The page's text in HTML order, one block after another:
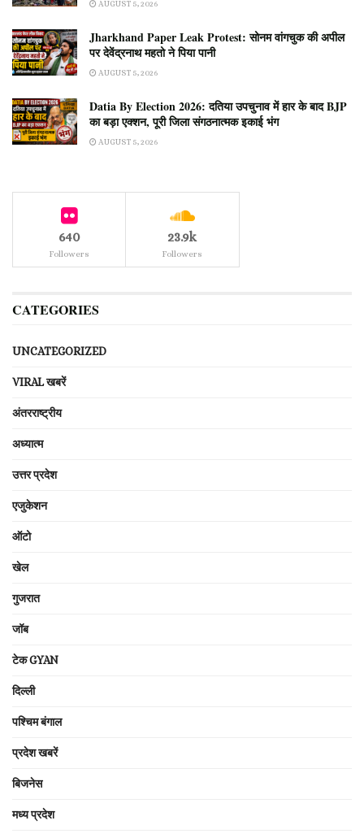
AUGUST 5, 2026
Jharkhand Paper Leak Protest: सोनम वांगचुक की अपील
पर देवेंद्रनाथ महतो ने पिया पानी
AUGUST 5, 2026
Datia By Election 2026: दतिया उपचुनाव में हार के बाद BJP
का बड़ा एक्शन, पूरी जिला संगठनात्मक इकाई भंग
AUGUST 5, 2026
640
Followers
23.9k
Followers
CATEGORIES
UNCATEGORIZED
VIRAL खबरें
अंतरराष्ट्रीय
अध्यात्म
उत्तर प्रदेश
एजुकेशन
ऑटो
खेल
गुजरात
जॉब
टेक GYAN
दिल्ली
पश्चिम बंगाल
प्रदेश खबरें
बिजनेस
मध्य प्रदेश